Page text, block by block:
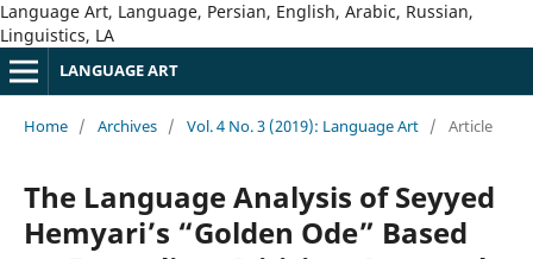
Language Art, Language, Persian, English, Arabic, Russian,
Linguistics, LA
LANGUAGE ART
Home / Archives / Vol. 4 No. 3 (2019): Language Art / Article
The Language Analysis of Seyyed
Hemyariʼs “Golden Ode” Based